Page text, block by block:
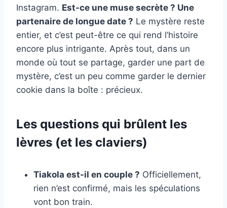
Instagram. Est-ce une muse secrète ? Une
partenaire de longue date ? Le mystère reste
entier, et c’est peut-être ce qui rend l’histoire
encore plus intrigante. Après tout, dans un
monde où tout se partage, garder une part de
mystère, c’est un peu comme garder le dernier
cookie dans la boîte : précieux.
Les questions qui brûlent les
lèvres (et les claviers)
Tiakola est-il en couple ? Officiellement,
rien n’est confirmé, mais les spéculations
vont bon train.